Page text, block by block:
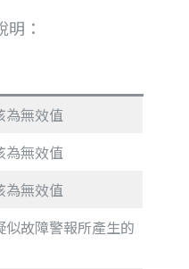
：
為無效值
為無效值
為無效值
似故障警報所產生的